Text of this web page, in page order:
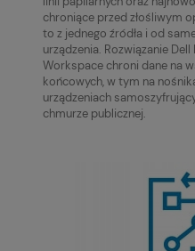
chroniące przed złośliwym
to z jednego źródła i od
urządzenia. Rozwiązanie
Workspace chroni dane na
końcowych, w tym na
urządzeniach
chmurze publicznej.